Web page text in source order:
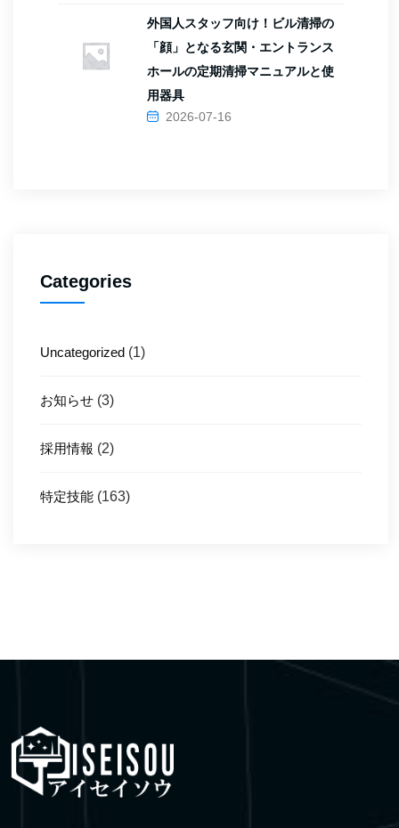
外国人スタッフ向け！ビル清掃の
「顔」となる玄関・エントランス
ホールの定期清掃マニュアルと使
用器具
2026-07-16
Categories
Uncategorized (1)
お知らせ (3)
採用情報 (2)
特定技能 (163)